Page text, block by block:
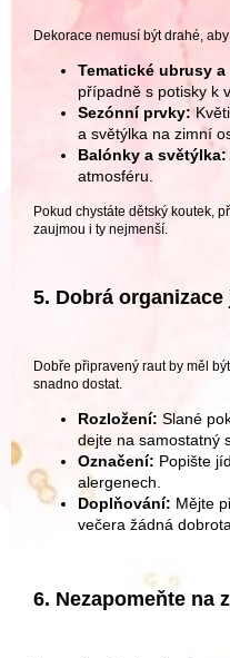
Dekorace nemusí být drahé,
Tematické ubrusy
případně s potisky k
Sezónní prvky:
a světýlka na zimní
Balónky a světýlka:
atmosféru.
Pokud chystáte dětský koutek,
zaujmou i ty nejmenší.
5. Dobrá
Dobře připravený raut by měl
snadno dostat.
Rozložení: Slané
dejte na samostatný
Označení: Popište
alergenech.
Doplňování: Mějte
večera žádná
6. Nezapomeňte na